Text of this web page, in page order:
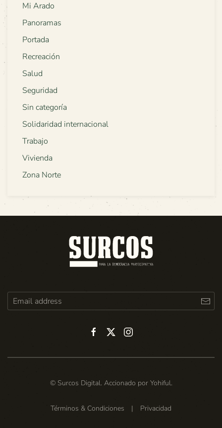
Mi Arado
Panoramas
Portada
Recreación
Salud
Seguridad
Sin categoría
Solidaridad internacional
Trabajo
Vivienda
Zona Norte
© Surcos Digital. Accionado por Yohiful.
Términos & Condiciones | Privacidad